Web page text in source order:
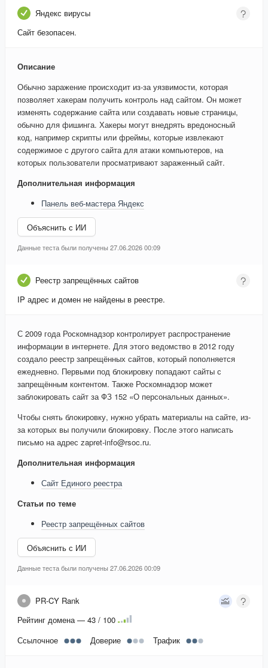
Яндекс вирусы
Сайт безопасен.
Описание
Обычно заражение происходит из-за уязвимости, которая
позволяет хакерам получить контроль над сайтом. Он может
изменять содержание сайта или создавать новые страницы,
обычно для фишинга. Хакеры могут внедрять вредоносный
код, например скрипты или фреймы, которые извлекают
содержимое с другого сайта для атаки компьютеров, на
которых пользователи просматривают зараженный сайт.
Дополнительная информация
Панель веб-мастера Яндекс
Объяснить с ИИ
Данные теста были получены 27.06.2026 00:09
Реестр запрещённых сайтов
IP адрес и домен не найдены в реестре.
С 2009 года Роскомнадзор контролирует распространение
информации в интернете. Для этого ведомство в 2012 году
создало реестр запрещённых сайтов, который пополняется
ежедневно. Первыми под блокировку попадают сайты с
запрещённым контентом. Также Роскомнадзор может
заблокировать сайт за ФЗ 152 «О персональных данных».
Чтобы снять блокировку, нужно убрать материалы на сайте, из-
за которых вы получили блокировку. После этого написать
письмо на адрес zapret-info@rsoc.ru.
Дополнительная информация
Сайт Единого реестра
Статьи по теме
Реестр запрещённых сайтов
Объяснить с ИИ
Данные теста были получены 27.06.2026 00:09
PR-CY Rank
Рейтинг домена — 43 / 100
Ссылочное
Доверие Трафик